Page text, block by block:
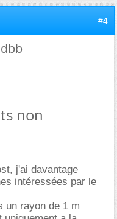
#4
non
j'ai davantage
intéressées par le
un rayon de 1 m